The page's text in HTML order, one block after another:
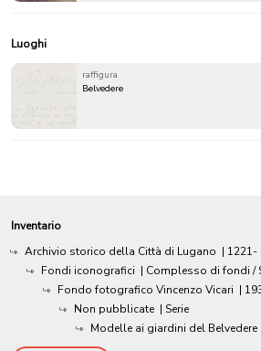
Luoghi
raffigura
Belvedere
Inventario
Archivio storico della Città di Lugano | 1221-
Fondi iconografici | Complesso di fondi /
Fondo fotografico Vincenzo Vicari |
Non pubblicate | Serie
Modelle ai giardini del Belvedere